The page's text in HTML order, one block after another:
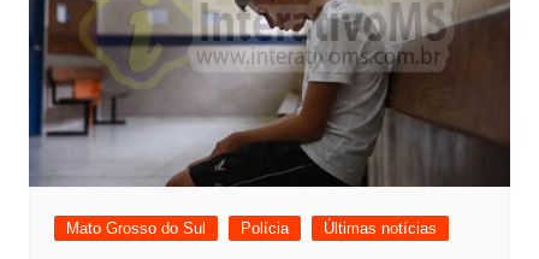
Mato Grosso do Sul Polícia Últimas notícias